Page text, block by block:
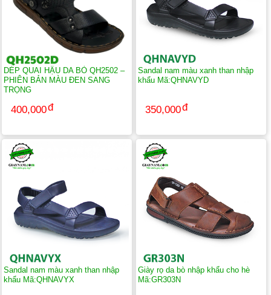
DÉP QUAI HẬU DA BÒ QH2502 –
PHIÊN BẢN MÀU ĐEN SANG
TRỌNG
400,000
Sandal nam màu xanh than nhập
khẩu Mã:QHNAVYD
350,000
Sandal nam màu xanh than nhập
khẩu Mã:QHNAVYX
Giày rọ da bò nhập khẩu cho hè
Mã:GR303N